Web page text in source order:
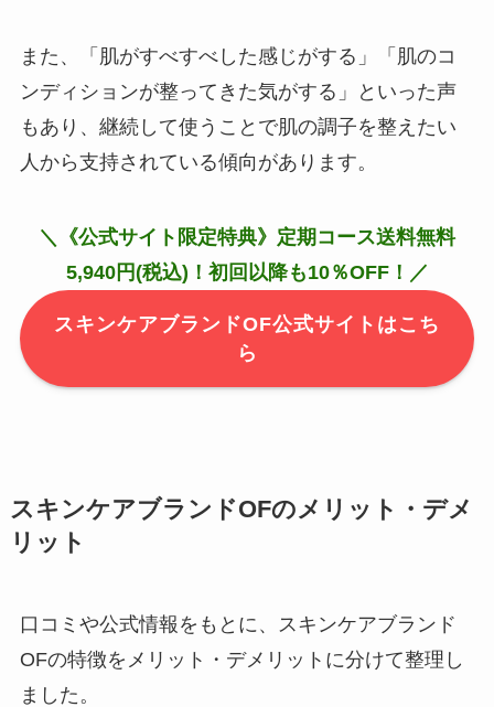
また、「肌がすべすべした感じがする」「肌のコ
ンディションが整ってきた気がする」といった声
もあり、継続して使うことで肌の調子を整えたい
人から支持されている傾向があります。
＼《公式サイト限定特典》定期コース送料無料
5,940円(税込)！初回以降も10％OFF！／
スキンケアブランドOF公式サイトはこち
ら
スキンケアブランドOFのメリット・デメ
リット
口コミや公式情報をもとに、スキンケアブランド
OFの特徴をメリット・デメリットに分けて整理し
ました。